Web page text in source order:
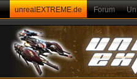
unrealEXTREME.de Forum